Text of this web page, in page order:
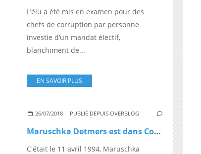
L’élu a été mis en examen pour des
chefs de corruption par personne
investie d’un mandat électif,
blanchiment de...
EN SAVOIR PLUS
26/07/2018 PUBLIÉ DEPUIS OVERBLOG
Maruschka Detmers est dans Coucou c'est nous
C'était le 11 avril 1994, Maruschka